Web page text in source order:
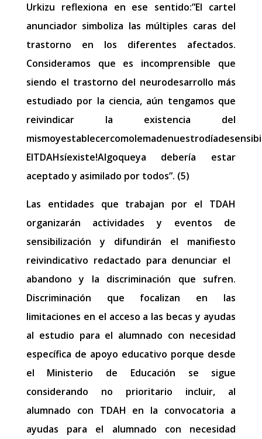
Urkizu reflexiona en ese sentido:​”El cartel
anunciador simboliza las múltiples caras del
trastorno en los diferentes afectados.
Consideramos que es incomprensible que
siendo el trastorno del neurodesarrollo más
estudiado por la ciencia, aún tengamos que
reivindicar la existencia del
ElTDAHsíexiste!​Algoqueya debería estar
aceptado y asimilado por todos”. (5)
Las entidades que trabajan por el TDAH
organizarán actividades y eventos de
sensibilización y difundirán el manifiesto
reivindicativo redactado para denunciar el ​
abandono y la discriminación que sufren​.
Discriminación que focalizan en las
limitaciones en el acceso a las becas y ayudas
al estudio para el alumnado con necesidad
específica de apoyo educativo porque desde
el Ministerio de Educación se sigue
considerando no prioritario incluir, al
alumnado con TDAH en la convocatoria a
ayudas para el alumnado con necesidad